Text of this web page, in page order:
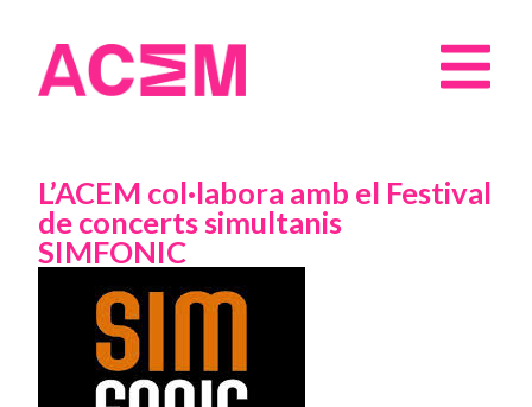
L’ACEM col·labora amb el Festival
de concerts simultanis
SIMFONIC